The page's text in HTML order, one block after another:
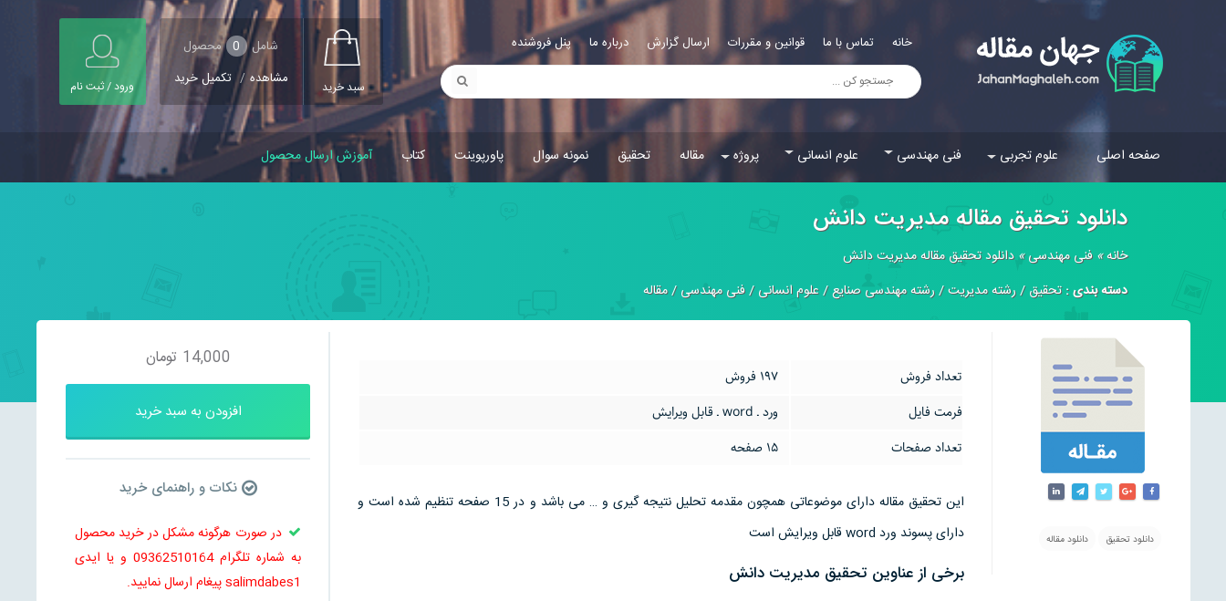
خانه تماس با ما قوانین و مقررات ارسال گزارش درباره ما پنل فروشنده
سبد خرید
شامل 0 محصول
مشاهده / تکمیل خرید ورود / ثبت نام
صفحه اصلی علوم تجربی فنی مهندسی علوم انسانی پروژه مقاله تحقیق نمونه سوال پاورپوینت کتاب آموزش ارسال محصول
دانلود تحقیق مقاله مدیریت دانش
خانه» فنی مهندسی» دانلود تحقیق مقاله مدیریت دانش
دسته بندی :تحقیق/رشته مدیریت/رشته مهندسی صنایع/علوم انسانی/فنی مهندسی/مقاله
دانلود تحقیق دانلود مقاله
تعداد فروش
197 فروش
فرمت فایل
ورد ـ word ـ قابل ویرایش
تعداد صفحات
15 صفحه
این تحقیق مقاله دارای موضوعاتی همچون مقدمه تحلیل نتیجه گیری و … می باشد و در 15 صفحه تنظیم شده است و
دارای پسوند ورد word قابل ویرایش است
برخی از عناوین تحقیق مدیریت دانش
14,000 تومان
افزودن به سبد خرید
نکات و راهنمای خرید
در صورت هرگونه مشکل در خرید محصول
به شماره تلگرام 09362510164 و یا ایدی
salimdabes1 پیغام ارسال نمایید.